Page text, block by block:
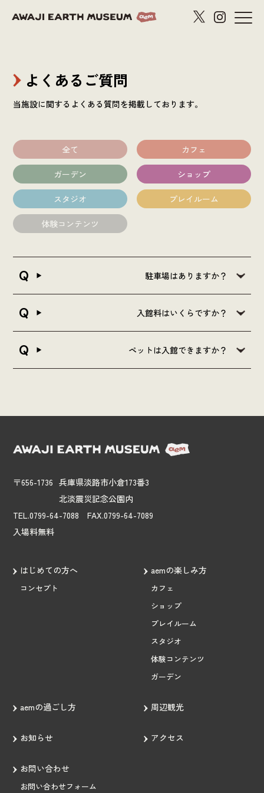
よくあるご質問
当施設に関するよくある質問を掲載しております。
全て カフェ
ガーデン ショップ
スタジオ プレイルーム
体験コンテンツ
駐車場はありますか？
入館料はいくらですか？
ペットは入館できますか？
〒656-1736 兵庫県淡路市小倉173番3
北淡震災記念公園内
TEL.0799-64-7088 FAX.0799-64-7089
入場料無料
はじめての方へ
コンセプト
aemの楽しみ方
カフェ
ショップ
プレイルーム
スタジオ
体験コンテンツ
ガーデン
aemの過ごし方 周辺観光
お知らせ アクセス
お問い合わせ
お問い合わせフォーム